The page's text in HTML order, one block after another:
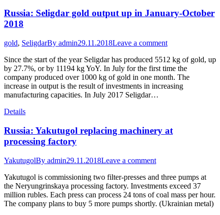
Russia: Seligdar gold output up in January-October
2018
gold, SeligdarBy admin29.11.2018Leave a comment
Since the start of the year Seligdar has produced 5512 kg of gold, up
by 27.7%, or by 11194 kg YoY. In July for the first time the
company produced over 1000 kg of gold in one month. The
increase in output is the result of investments in increasing
manufacturing capacities. In July 2017 Seligdar…
Details
Russia: Yakutugol replacing machinery at
processing factory
YakutugolBy admin29.11.2018Leave a comment
Yakutugol is commissioning two filter-presses and three pumps at
the Neryungrinskaya processing factory. Investments exceed 37
million rubles. Each press can process 24 tons of coal mass per hour.
The company plans to buy 5 more pumps shortly. (Ukrainian metal)